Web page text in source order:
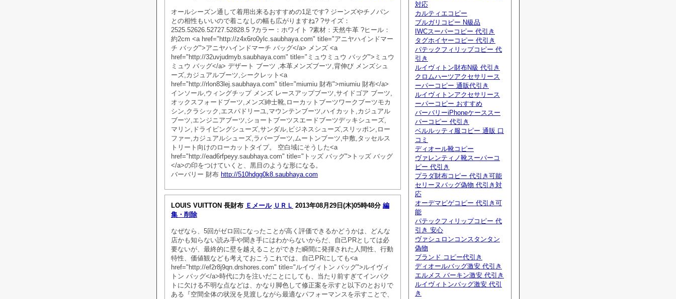
オールシーズン通して着用出来るおすすめの1足です? ジーンズやチノパン
との相性もいいので着こなしの幅も広がりますね? ?サイズ：
2525.52626.52727.52828.5 ?カラー：ホワイト ?素材：天然牛革 ?ヒール：
約2cm <a href="http://z4x6ro0ylc.saubhaya.com" title="アニヤハインドマー
チ バッグ">アニヤハインドマーチ バッグ</a> メンズ <a
href="http://32uvjudmyb.saubhaya.com" title="ミュウミュウ バッグ">ミュウ
ミュウ バッグ</a> デザート ブーツ ,本革メンズブーツ,背伸び メンズシュ
ーズ,カジュアルブーツ,シークレット<a
href="http://rlon83lej.saubhaya.com" title="miumiu 財布">miumiu 財布</a>
インソール,ウィングチップ メンズ レースアップブーツ,サイドゴア ブーツ,
オックスフォードブーツ,メンズ紳士靴,ローカットブーツワークブーツモカ
シン,クラシック,エスパドリーユ,マウンテンブーツ,ハイカット,カジュアル
ブーツ,エンジニアブーツ,ショートブーツスエードブーツデッキシューズ,
マリン,ドライビングシューズ,サンダル,ビジネスシューズ,スリッポン,ロー
ファー,カジュアルシューズ,ラバーブーツ,ムートンブーツ,中敷,タッセルス
トリート向けのローカットタイプ。 空白域にそうした<a
href="http://ead6rfpeyy.saubhaya.com" title="トッズ バッグ">トッズ バッグ
</a>の印をつけていくと、黒目のような形になる。
バーバリー 財布 http://510hdgg0k8.saubhaya.com
LOUIS VUITTON 長財布 Ｅメール ＵＲＬ 2013年08月29日(木)05時48分 編
集・削除
なぜなら、5回がゼロ回になったことが高く評価できるかどうかは、どんな
店かも知らない読み手や聞き手にはわからないからだ、自己PRとしては必
要ないが、最終的に壁を越えることができた瞬間に発揮された人間性、行動
特性、価値観なども考えておこうこれでは、自己PRにしても<a
href="http://ef2r8j9qn.drshores.com" title="ルイヴィトン バッグ">ルイヴィ
トン バッグ</a>時代に力を注いだことにしても、当たり前すぎてインパク
トに欠ける不明な点などは、かなり脚色して修正案を示すと以下のとおりで
ある『空間全体の状況を見渡しながら最適なパフォーマンスを示すことで、
対応
カルティエコピー
ブルガリコピー N級品
IWCスーパーコピー 代引き
タグホイヤーコピー 代引き
パテックフィリップコピー 代
引き
ルイヴィトン財布N級 代引き
クロムハーツアクセサリース
ーパーコピー 通販代引き
ルイヴィトンアクセサリース
ーパーコピー おすすめ
バーバリーiPhoneケーススー
パーコピー 代引き
ベルルッティ服コピー 通販 口
コミ
ディオール靴コピー
ヴァレンティノ靴スーパーコ
ピー 代引き
プラダ財布コピー 代引き可能
セリーヌバッグ偽物 代引き対
応
オーデマピゲコピー 代引き可
能
パテックフィリップコピー 代
引き 安心
ヴァシュロンコンスタンタン
偽物
ブランド コピー代引き
ディオールバッグ激安 代引き
エルメス バーキン激安 代引き
ルイヴィトンバッグ激安 代引
き